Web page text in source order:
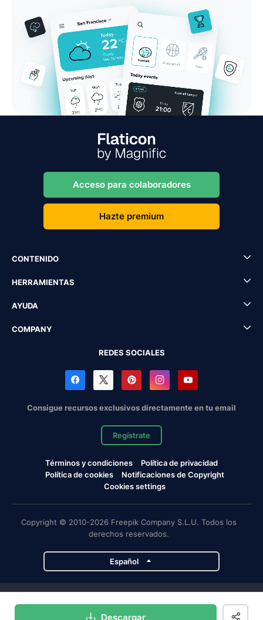
Descargar
Acceso para colaboradores
Hazte premium
CONTENIDO
HERRAMIENTAS
AYUDA
COMPANY
REDES SOCIALES
Consigue recursos exclusivos directamente en tu email
Regístrate
Términos y condiciones
Política de privacidad
Política de cookies
Notificaciones de Copyright
Cookies settings
Copyright © 2010-2026 Freepik Company S.L.U. Todos los
derechos reservados.
Español